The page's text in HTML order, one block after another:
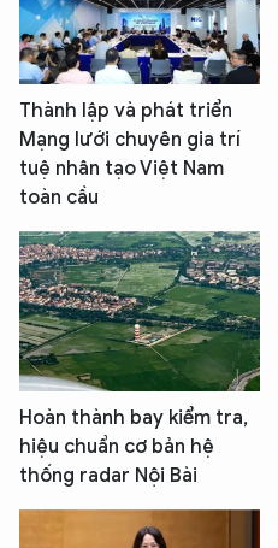
Thành lập và phát triển
Mạng lưới chuyên gia trí
tuệ nhân tạo Việt Nam
toàn cầu
Hoàn thành bay kiểm tra,
hiệu chuẩn cơ bản hệ
thống radar Nội Bài